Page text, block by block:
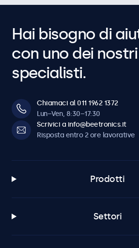
Hai bisogno di
con uno dei nostri
specialisti.
Chiamaci al 011 1962 1372
Lun–Ven, 8:30–17:30
Scrivici a info@beetronics.it
Risposta entro 2 ore lavorative
Prodotti
Settori